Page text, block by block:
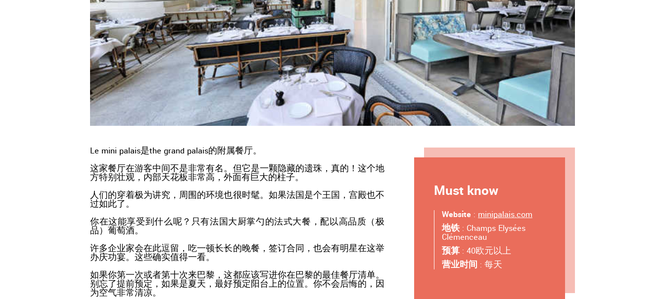
Le mini palais是the grand palais的附属餐厅。
这家餐厅在游客中间不是非常有名。但它是一颗隐藏的遗珠，真的！这个地
方特别壮观，内部天花板非常高，外面有巨大的柱子。
人们的穿着极为讲究，周围的环境也很时髦。如果法国是个王国，宫殿也不
过如此了。
你在这能享受到什么呢？只有法国大厨掌勺的法式大餐，配以高品质（极
品）葡萄酒。
许多企业家会在此逗留，吃一顿长长的晚餐，签订合同，也会有明星在这举
办庆功宴。这些确实值得一看。
如果你第一次或者第十次来巴黎，这都应该写进你在巴黎的最佳餐厅清单。
别忘了提前预定，如果是夏天，最好预定阳台上的位置。你不会后悔的，因
为空气非常清凉。
Must know
Website : minipalais.com
地铁 : Champs Elysées
Clémenceau
预算 : 40欧元以上
营业时间 : 每天